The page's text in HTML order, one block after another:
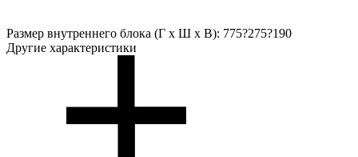
Размер внутреннего блока (Г х Ш х В): 775?275?190
Другие характеристики